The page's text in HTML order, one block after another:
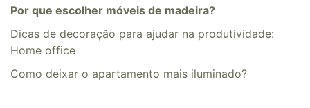
Por que escolher móveis de madeira?
Dicas de decoração para ajudar na produtividade:
Home office
​​Como deixar o apartamento mais iluminado?